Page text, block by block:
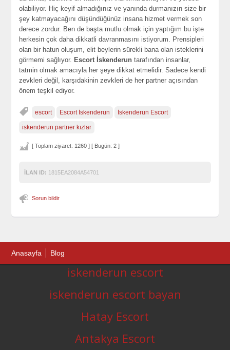
olabiliyor. Hiç keyif almadığınız ve yanında durmanızın size bir
şey katmayacağını düşündüğünüz insana hizmet vermek son
derece zordur. Ben de başta mutlu olmak için yaptığım bu işte
herkesin çok daha dikkatli davranmasını istiyorum. Prensipleri
olan bir hatun oluşum, elit beylerin sürekli bana olan isteklerini
görmemi sağlıyor. Escort İskenderun tarafından insanlar,
tatmin olmak amacıyla her şeye dikkat etmelidir. Sadece kendi
zevkleri değil, karşıdakinin zevkleri de her partner açısından
önem teşkil ediyor.
escort Escort İskenderun İskenderun Escort
iskenderun partner kızlar
[ Toplam ziyaret: 1260 ] [ Bugün: 2 ]
İLAN ID: 1815EA2084A54701
Sorun bildir
Anasayfa Blog
iskenderun escort
iskenderun escort bayan
Hatay Escort
Antakya Escort